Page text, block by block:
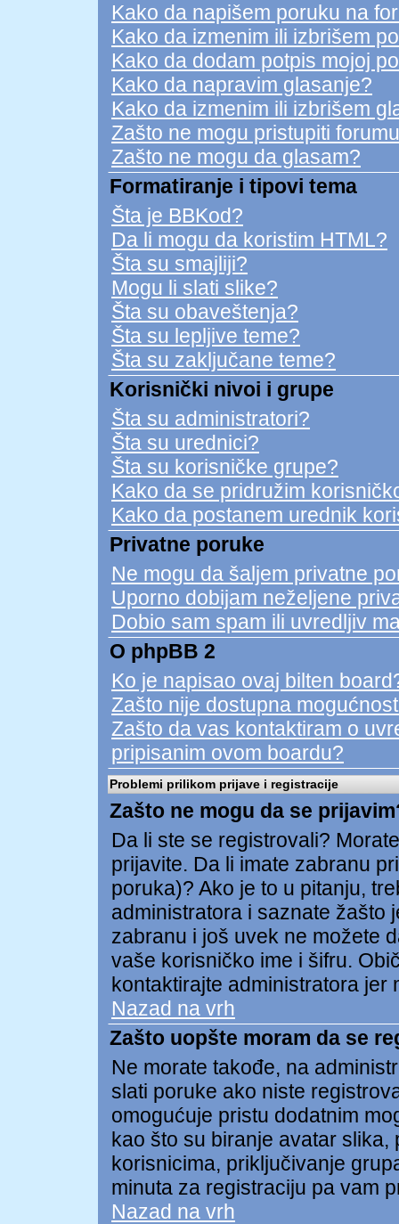
Kako da napišem poruku na
Kako da izmenim ili izbrišem
Kako da dodam potpis mojoj
Kako da napravim glasanje?
Kako da izmenim ili izbrišem
Zašto ne mogu pristupiti
Zašto ne mogu da glasam?
Formatiranje i tipovi tema
Šta je BBKod?
Da li mogu da koristim HTML?
Šta su smajliji?
Mogu li slati slike?
Šta su obaveštenja?
Šta su lepljive teme?
Šta su zaključane teme?
Korisnički nivoi i grupe
Šta su administratori?
Šta su urednici?
Šta su korisničke grupe?
Kako da se pridružim
Kako da postanem urednik
Privatne poruke
Ne mogu da šaljem privatne
Uporno dobijam neželjene
Dobio sam spam ili uvredljiv
O phpBB 2
Ko je napisao ovaj bilten
Zašto nije dostupna
Zašto da vas kontaktiram o
pripisanim ovom boardu?
Problemi prilikom prijave i registracije
Zašto ne mogu da se
Da li ste se registrovali?
prijavite. Da li imate zabranu
poruka)? Ako je to u pitanju,
administratora i saznate žašto
zabranu i još uvek ne možete
vaše korisničko ime i šifru.
kontaktirajte administratora jer
Nazad na vrh
Zašto uopšte moram da se
Ne morate takođe, na
slati poruke ako niste
omogućuje pristu dodatnim
kao što su biranje avatar
korisnicima, priključivanje
minuta za registraciju pa vam
Nazad na vrh